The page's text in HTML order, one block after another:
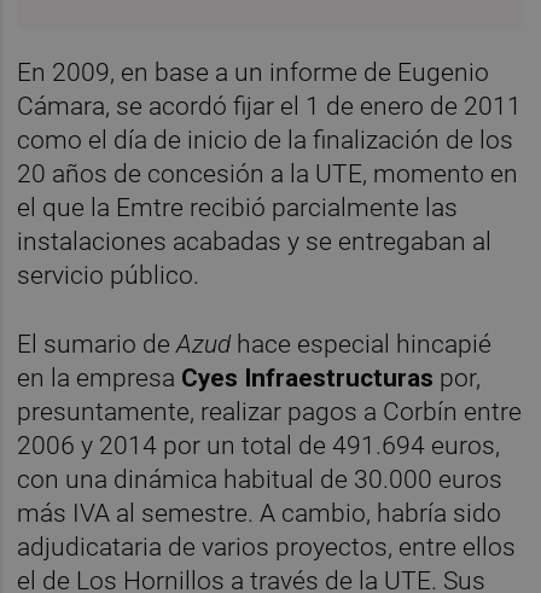
En 2009, en base a un informe de Eugenio
Cámara, se acordó fijar el 1 de enero de 2011
como el día de inicio de la finalización de los
20 años de concesión a la UTE, momento en
el que la Emtre recibió parcialmente las
instalaciones acabadas y se entregaban al
servicio público.
El sumario deAzudhace especial hincapié
en la empresa Cyes Infraestructuras por,
presuntamente, realizar pagos a Corbín entre
2006 y 2014 por un total de 491.694 euros,
con una dinámica habitual de 30.000 euros
más IVA al semestre. A cambio, habría sido
adjudicataria de varios proyectos, entre ellos
el de Los Hornillos a través de la UTE. Sus